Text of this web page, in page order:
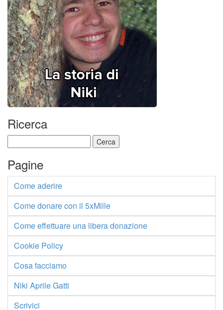
Ricerca
per:
Pagine
Come aderire
Come donare con il 5xMille
Come effettuare una libera donazione
Cookie Policy
Cosa facciamo
Niki Aprile Gatti
Scrivici